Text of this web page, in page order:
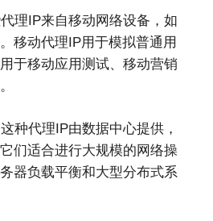
理IP来自移动网络设备，如
移动代理IP用于模拟普通用
于移动应用测试、移动营销
这种代理IP由数据中心提供，
们适合进行大规模的网络操
器负载平衡和大型分布式系